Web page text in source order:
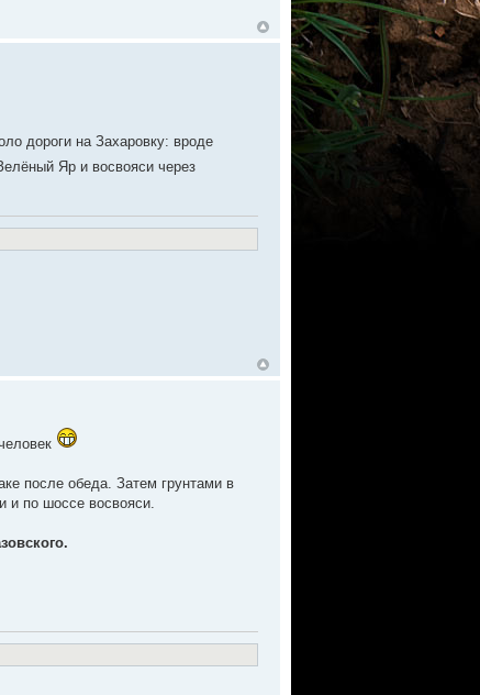
дороги на Захаровку: вроде
Яр и восвояси через
после обеда. Затем грунтами в
и по шоссе восвояси.